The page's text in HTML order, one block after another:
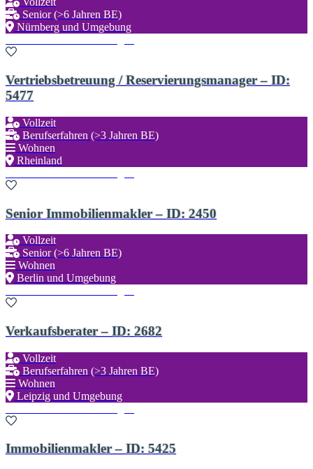
Senior (>6 Jahren BE)
Nürnberg und Umgebung
Vertriebsbetreuung / Reservierungsmanager – ID:
5477
Vollzeit
Berufserfahren (>3 Jahren BE)
Wohnen
Rheinland
Senior Immobilienmakler – ID: 2450
Vollzeit
Senior (>6 Jahren BE)
Wohnen
Berlin und Umgebung
Verkaufsberater – ID: 2682
Vollzeit
Berufserfahren (>3 Jahren BE)
Wohnen
Leipzig und Umgebung
Immobilienmakler – ID: 5425